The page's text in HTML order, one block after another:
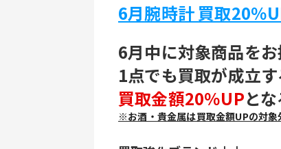
6月腕時計 買取20％
6月中に対象商品をお
1点でも買取が成立
買取金額20％UPと
※お酒・貴金属は買取金額UPの対象